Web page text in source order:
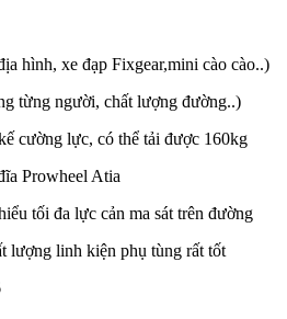
hình, xe đạp Fixgear,mini cào cào..)
từng người, chất lượng đường..)
cường lực, có thể tải được 160kg
Prowheel Atia
tối đa lực cản ma sát trên đường
lượng linh kiện phụ tùng rất tốt